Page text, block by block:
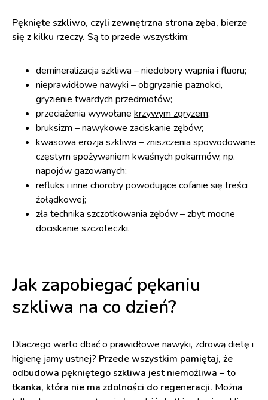
Pęknięte szkliwo, czyli zewnętrzna strona zęba, bierze
się z kilku rzeczy. Są to przede wszystkim:
demineralizacja szkliwa – niedobory wapnia i fluoru;
nieprawidłowe nawyki – obgryzanie paznokci,
gryzienie twardych przedmiotów;
przeciążenia wywołane krzywym zgryzem;
bruksizm – nawykowe zaciskanie zębów;
kwasowa erozja szkliwa – zniszczenia spowodowane
częstym spożywaniem kwaśnych pokarmów, np.
napojów gazowanych;
refluks i inne choroby powodujące cofanie się treści
żołądkowej;
zła technika szczotkowania zębów– zbyt mocne
dociskanie szczoteczki.
Jak zapobiegać pękaniu
szkliwa na co dzień?
Dlaczego warto dbać o prawidłowe nawyki, zdrową dietę i
higienę jamy ustnej? Przede wszystkim pamiętaj, że
odbudowa pękniętego szkliwa jest niemożliwa – to
tkanka, która nie ma zdolności do regeneracji. Można